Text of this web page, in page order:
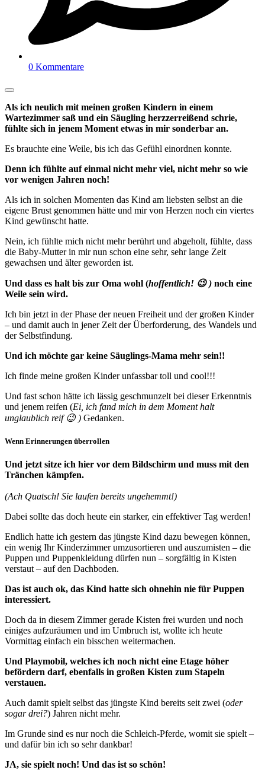
0 Kommentare
Als ich neulich mit meinen großen Kindern in einem
Wartezimmer saß und ein Säugling herzzerreißend schrie,
fühlte sich in jenem Moment etwas in mir sonderbar an.
Es brauchte eine Weile, bis ich das Gefühl einordnen konnte.
Denn ich fühlte auf einmal nicht mehr viel, nicht mehr so wie
vor wenigen Jahren noch!
Als ich in solchen Momenten das Kind am liebsten selbst an die
eigene Brust genommen hätte und mir von Herzen noch ein viertes
Kind gewünscht hatte.
Nein, ich fühlte mich nicht mehr berührt und abgeholt, fühlte, dass
die Baby-Mutter in mir nun schon eine sehr, sehr lange Zeit
gewachsen und älter geworden ist.
Und dass es halt bis zur Oma wohl (hoffentlich! 😉 ) noch eine
Weile sein wird.
Ich bin jetzt in der Phase der neuen Freiheit und der großen Kinder
– und damit auch in jener Zeit der Überforderung, des Wandels und
der Selbstfindung.
Und ich möchte gar keine Säuglings-Mama mehr sein!!
Ich finde meine großen Kinder unfassbar toll und cool!!!
Und fast schon hätte ich lässig geschmunzelt bei dieser Erkenntnis
und jenem reifen (Ei, ich fand mich in dem Moment halt
unglaublich reif 😉 ) Gedanken.
Wenn Erinnerungen überrollen
Und jetzt sitze ich hier vor dem Bildschirm und muss mit den
Tränchen kämpfen.
(Ach Quatsch! Sie laufen bereits ungehemmt!)
Dabei sollte das doch heute ein starker, ein effektiver Tag werden!
Endlich hatte ich gestern das jüngste Kind dazu bewegen können,
ein wenig Ihr Kinderzimmer umzusortieren und auszumisten – die
Puppen und Puppenkleidung dürfen nun – sorgfältig in Kisten
verstaut – auf den Dachboden.
Das ist auch ok, das Kind hatte sich ohnehin nie für Puppen
interessiert.
Doch da in diesem Zimmer gerade Kisten frei wurden und noch
einiges aufzuräumen und im Umbruch ist, wollte ich heute
Vormittag einfach ein bisschen weitermachen.
Und Playmobil, welches ich noch nicht eine Etage höher
befördern darf, ebenfalls in großen Kisten zum Stapeln
verstauen.
Auch damit spielt selbst das jüngste Kind bereits seit zwei (oder
sogar drei?) Jahren nicht mehr.
Im Grunde sind es nur noch die Schleich-Pferde, womit sie spielt –
und dafür bin ich so sehr dankbar!
JA, sie spielt noch! Und das ist so schön!